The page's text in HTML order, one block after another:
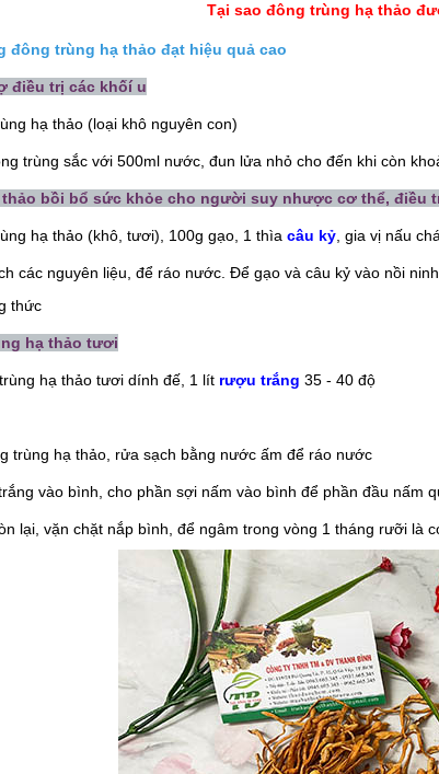
Tại sao đông trùng hạ thảo
đông trùng hạ thảo đạt hiệu quả cao
điều trị các khốí u
hạ thảo (loại khô nguyên con)
trùng sắc với 500ml nước, đun lửa nhỏ cho đến khi còn
bồi bổ sức khỏe cho người suy nhược cơ thể, điều
hạ thảo (khô, tươi), 100g gạo, 1 thìa câu kỷ , gia vị nấu
các nguyên liệu, để ráo nước. Để gạo và câu kỷ vào nồi
thức
hạ thảo tươi
hạ thảo tươi dính đế, 1 lít rượu trắng 35 - 40 độ
trùng hạ thảo, rửa sạch bằng nước ấm để ráo nước
vào bình, cho phần sợi nấm vào bình để phần đầu nấm
lại, vặn chặt nắp bình, để ngâm trong vòng 1 tháng rưỡi là